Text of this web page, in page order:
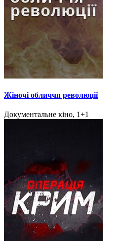
Жіночі обличчя революції
Документальне кіно, 1+1